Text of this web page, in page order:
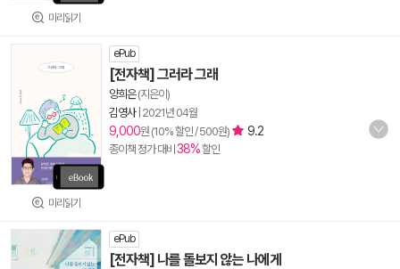
미리읽기
미리읽기
ePub
[전자책] 그러라 그래
양희은(지은이)
김영사| 2021년 04월
9,000원 (10% 할인 / 500원) 9.2
종이책 정가 대비 38%할인
ePub
[전자책] 나를 돌보지 않는 나에게